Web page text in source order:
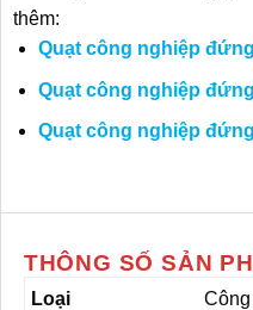
thêm:
Quạt công nghiệp
Quạt công nghiệp
Quạt công nghiệp
THÔNG SỐ SẢN
Loại